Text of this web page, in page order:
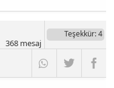
Teşekkür: 4
368mesaj